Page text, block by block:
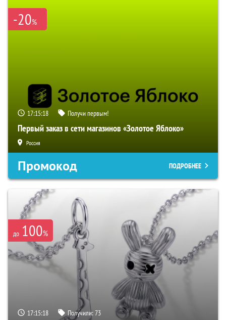
-20%
17:15:18 Получи первым!
Первый заказ в сети магазинов «Золотое Яблоко»
Россия
Промокод ПОДРОБНЕЕ
до 100%
17:15:18 Получили:73